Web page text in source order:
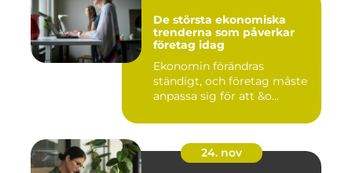
De största ekonomiska
trenderna som påverkar
företag idag
Ekonomin förändras
ständigt, och företag måste
anpassa sig för att &o...
24. nov